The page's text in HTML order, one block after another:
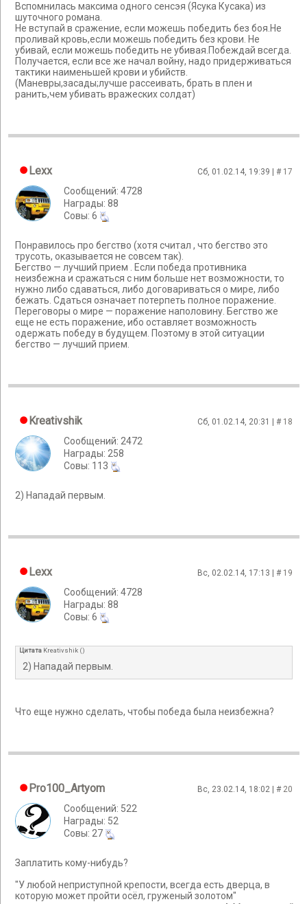
Вспомнилась максима одного сенсэя (Ясука Кусака) из
шуточного романа.
Не вступай в сражение, если можешь победить без боя.Не
проливай кровь,если можешь победить без крови. Не
убивай, если можешь победить не убивая.Побеждай всегда.
Получается, если все же начал войну, надо придерживаться
тактики наименьшей крови и убийств.
(Маневры,засады;лучше рассеивать, брать в плен и
ранить,чем убивать вражеских солдат)
Lexx Сб, 01.02.14, 19:39 | # 17
Сообщений: 4728
Награды: 88
Cовы: 6
Понравилось про бегство (хотя считал , что бегство это
трусоть, оказывается не совсем так).
Бегство — лучший прием . Если победа противника
неизбежна и сражаться с ним больше нет возможности, то
нужно либо сдаваться, либо договариваться о мире, либо
бежать. Сдаться означает потерпеть полное поражение.
Переговоры о мире — поражение наполовину. Бегство же
еще не есть поражение, ибо оставляет возможность
одержать победу в будущем. Поэтому в этой ситуации
бегство — лучший прием.
Kreativshik Сб, 01.02.14, 20:31 | # 18
Сообщений: 2472
Награды: 258
Cовы: 113
2) Нападай первым.
Lexx Вс, 02.02.14, 17:13 | # 19
Сообщений: 4728
Награды: 88
Cовы: 6
Цитата Kreativshik ()
2) Нападай первым.
Что еще нужно сделать, чтобы победа была неизбежна?
Pro100_Artyom Вс, 23.02.14, 18:02 | # 20
Сообщений: 522
Награды: 52
Cовы: 27
Заплатить кому-нибудь?
"У любой неприступной крепости, всегда есть дверца, в
которую может пройти осёл, груженый золотом"